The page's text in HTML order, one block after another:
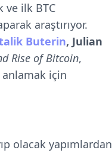
ve ilk BTC
araştırıyor.
Buterin, Julian
Rise of Bitcoin,
için
olacak yapımlardan